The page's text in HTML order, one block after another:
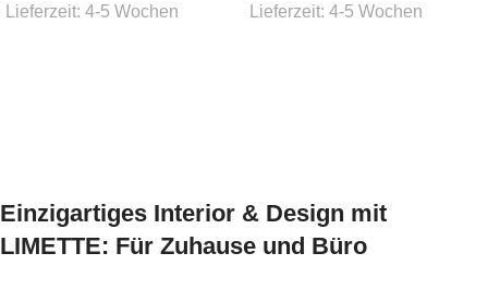
Lieferzeit: 4-5 Wochen Lieferzeit: 4-5 Wochen
Einzigartiges Interior & Design mit
LIMETTE: Für Zuhause und Büro